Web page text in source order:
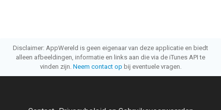
Disclaimer: AppWereld is geen eigenaar van deze applicatie en biedt
alleen afbeeldingen, informatie en links aan die via de iTunes API te
vinden zijn. Neem contact op bij eventuele vragen.